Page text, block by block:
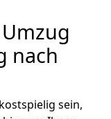
nach
sein,